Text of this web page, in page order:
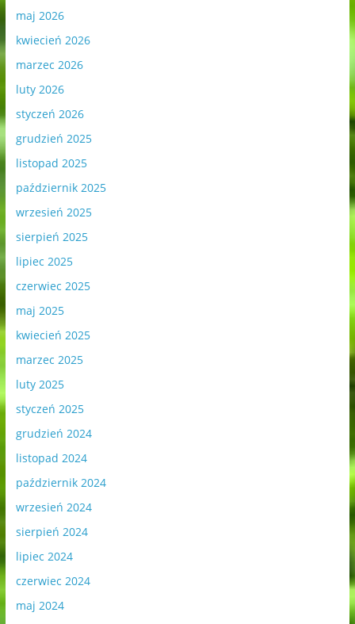
maj 2026
kwiecień 2026
marzec 2026
luty 2026
styczeń 2026
grudzień 2025
listopad 2025
październik 2025
wrzesień 2025
sierpień 2025
lipiec 2025
czerwiec 2025
maj 2025
kwiecień 2025
marzec 2025
luty 2025
styczeń 2025
grudzień 2024
listopad 2024
październik 2024
wrzesień 2024
sierpień 2024
lipiec 2024
czerwiec 2024
maj 2024